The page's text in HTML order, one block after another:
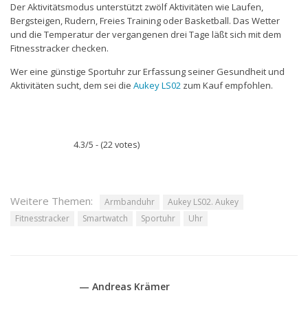
Der Aktivitätsmodus unterstützt zwölf Aktivitäten wie Laufen,
Bergsteigen, Rudern, Freies Training oder Basketball. Das Wetter
und die Temperatur der vergangenen drei Tage läßt sich mit dem
Fitnesstracker checken.
Wer eine günstige Sportuhr zur Erfassung seiner Gesundheit und
Aktivitäten sucht, dem sei die Aukey LS02 zum Kauf empfohlen.
4.3/5 - (22 votes)
Weitere Themen: Armbanduhr
Aukey LS02. Aukey
Fitnesstracker
Smartwatch Sportuhr Uhr
— Andreas Krämer